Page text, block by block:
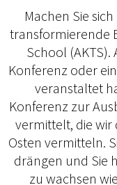
Machen Sie
transformierende
School (AKTS).
Konferenz oder
veranstaltet
Konferenz zur
vermittelt, die
Osten vermitteln.
drängen und Sie
zu wachsen